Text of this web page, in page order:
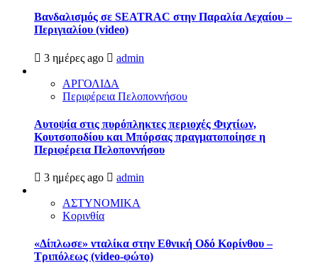
Βανδαλισμός σε SEATRAC στην Παραλία Λεχαίου –
Περιγιαλίου (video)
3 ημέρες ago admin
ΑΡΓΟΛΙΔΑ
Περιφέρεια Πελοποννήσου
Αυτοψία στις πυρόπληκτες περιοχές Φιχτίων,
Κουτσοποδίου και Μπόρσας πραγματοποίησε η
Περιφέρεια Πελοποννήσου
3 ημέρες ago admin
ΑΣΤΥΝΟΜΙΚΑ
Κορινθία
«Δίπλωσε» νταλίκα στην Εθνική Oδό Κορίνθου –
Τριπόλεως (video-φώτο)